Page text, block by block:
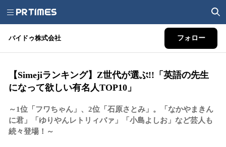
バイドゥ株式会社 フォロー
【Simejiランキング】Z世代が選ぶ!!「英語の先生
になって欲しい有名人TOP10」
～1位「フワちゃん」、2位「石原さとみ」。「なかやまきん
に君」「ゆりやんレトリィバァ」「小島よしお」など芸人も
続々登場！～